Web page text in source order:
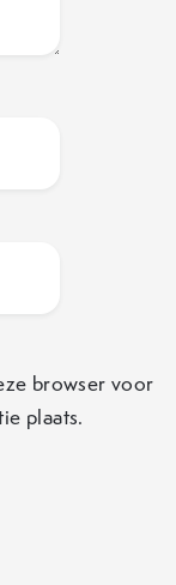
browser voor
plaats.